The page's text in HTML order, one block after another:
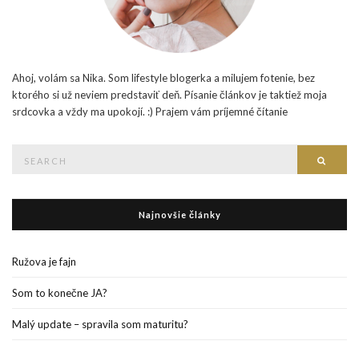
Ahoj, volám sa Nika. Som lifestyle blogerka a milujem fotenie, bez
ktorého si už neviem predstaviť deň. Písanie článkov je taktiež moja
srdcovka a vždy ma upokojí. :) Prajem vám príjemné čítanie
Najnovšie články
Ružova je fajn
Som to konečne JA?
Malý update – spravila som maturitu?